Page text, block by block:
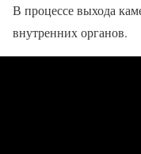
В процессе выхода
внутренних органов.